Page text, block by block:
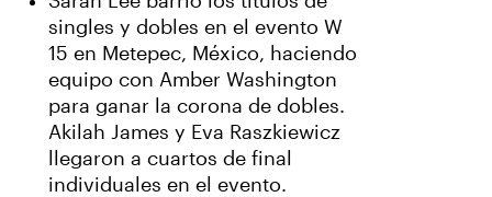
singles y dobles en el evento W
15 en Metepec, México, haciendo
equipo con Amber Washington
para ganar la corona de dobles.
Akilah James y Eva Raszkiewicz
llegaron a cuartos de final
individuales en el evento.